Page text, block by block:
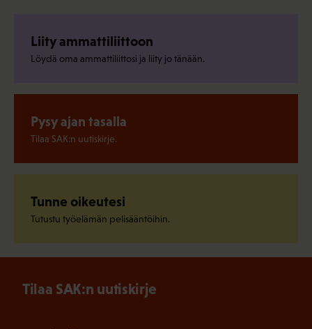
Liity ammattiliittoon
Löydä oma ammattiliittosi ja liity jo tänään.
Pysy ajan tasalla
Tilaa SAK:n uutiskirje.
Tunne oikeutesi
Tutustu työelämän pelisääntöihin.
Tilaa SAK:n uutiskirje